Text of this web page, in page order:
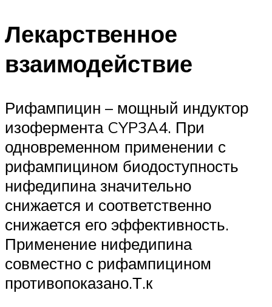
Лекарственное
взаимодействие
Рифампицин – мощный индуктор
изофермента CYP3A4. При
одновременном применении с
рифампицином биодоступность
нифедипина значительно
снижается и соответственно
снижается его эффективность.
Применение нифедипина
совместно с рифампицином
противопоказано.Т.к